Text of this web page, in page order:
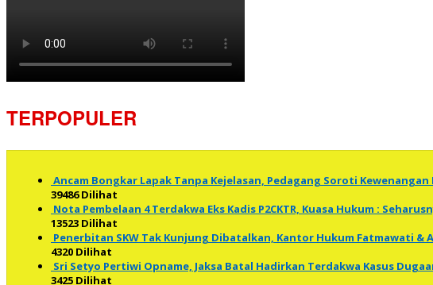
TERPOPULER
Ancam Bongkar Lapak Tanpa Kejelasan, Pedagang Soroti
39486 Dilihat
Nota Pembelaan 4 Terdakwa Eks Kadis P2CKTR, Kuasa Hukum :
13523 Dilihat
Penerbitan SKW Tak Kunjung Dibatalkan, Kantor Hukum Fatmawati &
4320 Dilihat
Sri Setyo Pertiwi Opname, Jaksa Batal Hadirkan Terdakwa Kasus
3425 Dilihat